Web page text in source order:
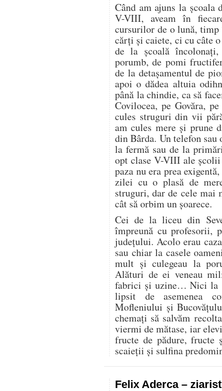
Când am ajuns la școala
V-VIII, aveam în
cursurilor de o lună, timp
cărți și caiete, ci cu câte
de la școală
porumb, de pomi
de la detașamentul de
apoi o dădea altuia
până la chindie, ca să
Covilocea, pe Govăra,
cules struguri din vii
am cules mere și prune
din Bârda. Un telefon sau
la fermă sau de la
opt clase V-VIII ale școlii
paza nu era prea
zilei cu o plasă de
struguri, dar de cele mai
cât să orbim un șoarece.
Cei de la liceu din
împreună cu profesorii,
județului. Acolo erau
sau chiar la casele
mult și culegeau la
Alături de ei veneau
fabrici și uzine… Nici la
lipsit de asemenea
Mofleniului și
chemați să salvăm
viermi de mătase, iar
fructe de pădure, fructe
scaieții și sulfina
Felix Aderca –